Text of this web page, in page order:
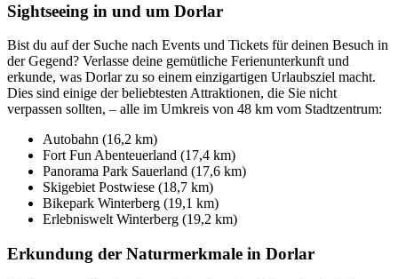
Sightseeing in und um Dorlar
Bist du auf der Suche nach Events und Tickets für deinen Besuch in
der Gegend? Verlasse deine gemütliche Ferienunterkunft und
erkunde, was Dorlar zu so einem einzigartigen Urlaubsziel macht.
Dies sind einige der beliebtesten Attraktionen, die Sie nicht
verpassen sollten, – alle im Umkreis von 48 km vom Stadtzentrum:
Autobahn (16,2 km)
Fort Fun Abenteuerland (17,4 km)
Panorama Park Sauerland (17,6 km)
Skigebiet Postwiese (18,7 km)
Bikepark Winterberg (19,1 km)
Erlebniswelt Winterberg (19,2 km)
Erkundung der Naturmerkmale in Dorlar